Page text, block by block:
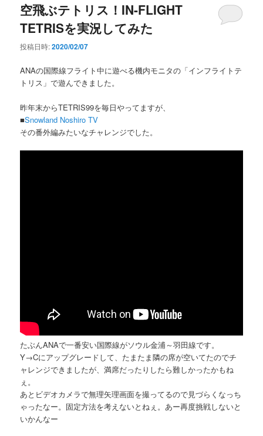
空飛ぶテトリス！IN-FLIGHT
TETRISを実況してみた
投稿日時:2020/02/07
ANAの国際線フライト中に遊べる機内モニタの「インフライトテ
トリス」で遊んできました。
昨年末からTETRIS99を毎日やってますが、
■Snowland Noshiro TV
その番外編みたいなチャレンジでした。
たぶんANAで一番安い国際線がソウル金浦～羽田線です。
Y→Cにアップグレードして、たまたま隣の席が空いてたのでチ
ャレンジできましたが、満席だったりしたら難しかったかもね
ぇ。
あとビデオカメラで無理矢理画面を撮ってるので見づらくなっち
ゃったなー。固定方法を考えないとねぇ。あー再度挑戦しないと
いかんなー